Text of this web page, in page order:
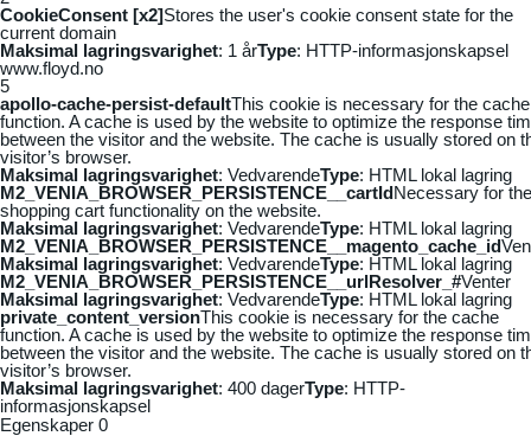
CookieConsent [x2]Stores the user's cookie consent state for the
current domain
Maksimal lagringsvarighet: 1 årType: HTTP-informasjonskapsel
www.floyd.no
5
apollo-cache-persist-defaultThis cookie is necessary for the cache
function. A cache is used by the website to optimize the response
between the visitor and the website. The cache is usually stored on
visitor’s browser.
Maksimal lagringsvarighet: VedvarendeType: HTML lokal lagring
M2_VENIA_BROWSER_PERSISTENCE__cartIdNecessary for the
shopping cart functionality on the website.
Maksimal lagringsvarighet: VedvarendeType: HTML lokal lagring
M2_VENIA_BROWSER_PERSISTENCE__magento_cache_id
Maksimal lagringsvarighet: VedvarendeType: HTML lokal lagring
M2_VENIA_BROWSER_PERSISTENCE__urlResolver_#Venter
Maksimal lagringsvarighet: VedvarendeType: HTML lokal lagring
private_content_versionThis cookie is necessary for the cache
function. A cache is used by the website to optimize the response
between the visitor and the website. The cache is usually stored on
visitor’s browser.
Maksimal lagringsvarighet: 400 dagerType: HTTP-
informasjonskapsel
Egenskaper 0